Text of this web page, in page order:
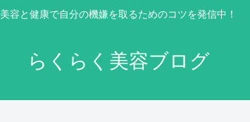
美容と健康で自分の機嫌を取るためのコツを発信中！
らくらく美容ブログ